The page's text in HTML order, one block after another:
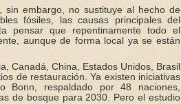
sin embargo, no sustituye al hecho de
fósiles, las causas principales del
pensar que repentinamente todo el
aunque de forma local ya se están
Canadá, China, Estados Unidos, Brasil
de restauración. Ya existen iniciativas
Bonn, respaldado por 48 naciones,
de bosque para 2030. Pero el estudio